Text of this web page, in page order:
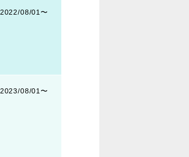
2022/08/01〜
2023/08/01〜